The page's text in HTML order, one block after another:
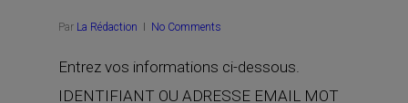
Par La Rédaction No Comments
Entrez vos informations ci-dessous.
IDENTIFIANT OU ADRESSE EMAIL MOT